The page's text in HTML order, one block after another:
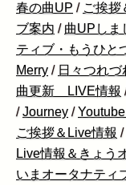
春の曲UP / ご挨拶
ブ案内 / 曲UPしま
ティブ・もうひ
Merry / 日々つれ
曲更新 LIVE情報
/Journey /
ご挨拶＆Live情報 /
Live情報＆きょう
いまオータナテ